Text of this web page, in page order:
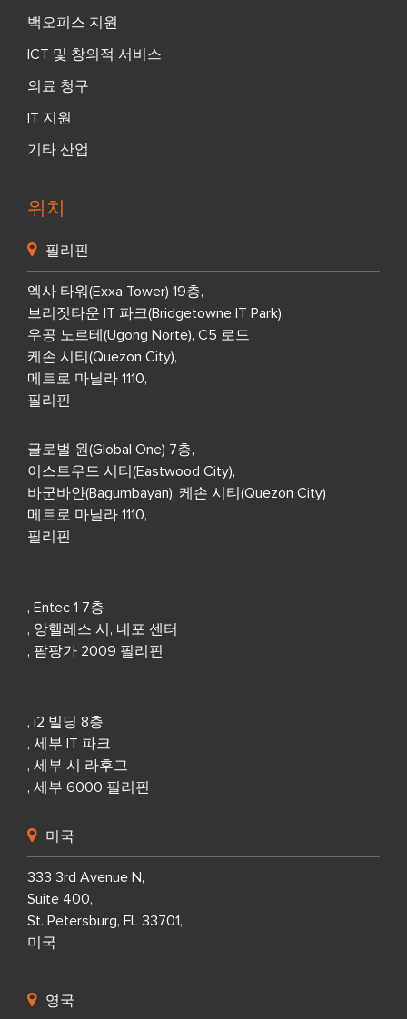
백오피스 지원
ICT 및 창의적 서비스
의료 청구
IT 지원
기타 산업
위치
필리핀
엑사 타워(Exxa Tower) 19층,
브리짓타운 IT 파크(Bridgetowne IT Park),
우공 노르테(Ugong Norte), C5 로드
케손 시티(Quezon City),
메트로 마닐라 1110,
필리핀
글로벌 원(Global One) 7층,
이스트우드 시티(Eastwood City),
바군바얀(Bagumbayan), 케손 시티(Quezon City)
메트로 마닐라 1110,
필리핀
, Entec 1 7층
, 앙헬레스 시, 네포 센터
, 팜팡가 2009 필리핀
, i2 빌딩 8층
, 세부 IT 파크
, 세부 시 라후그
, 세부 6000 필리핀
미국
333 3rd Avenue N,
Suite 400,
St. Petersburg, FL 33701,
미국
영국